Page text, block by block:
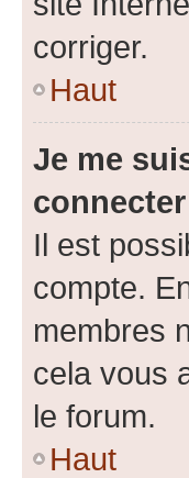
corriger.
Haut
Je me
Il est
compte.
membres
cela vous
le forum.
Haut